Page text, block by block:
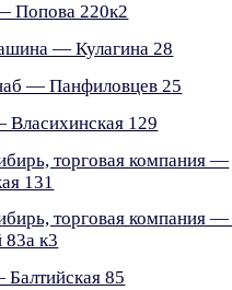
Попова 220к2
— Кулагина 28
— Панфиловцев 25
129
торговая компания —
131
торговая компания —
83а к3
85